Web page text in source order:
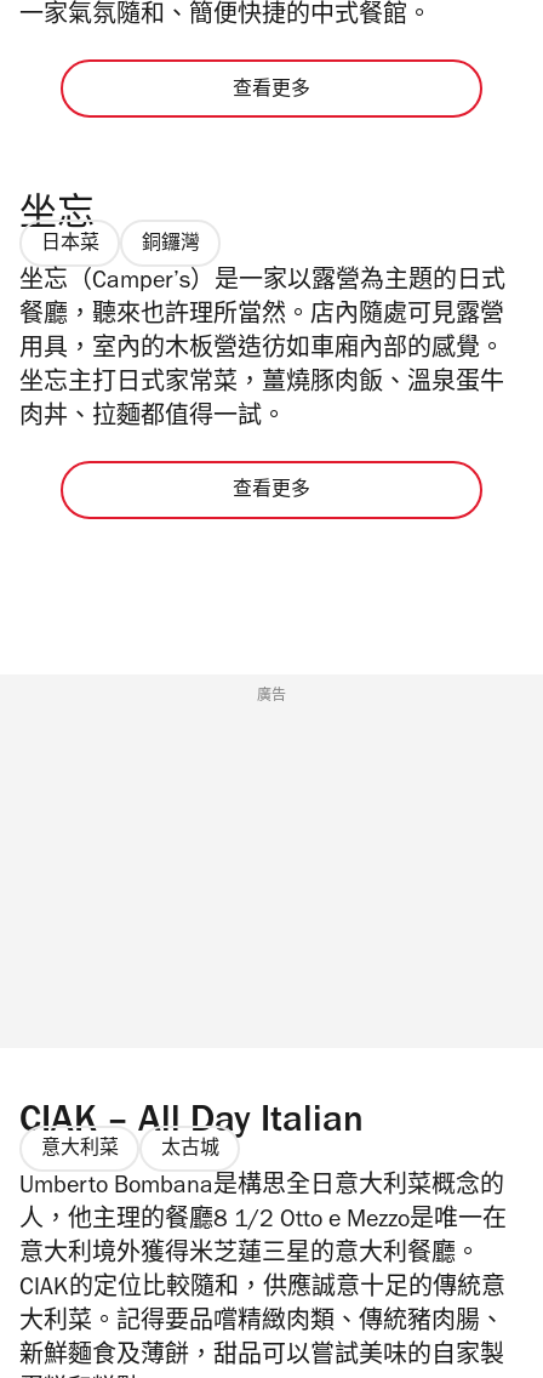
一家氣氛隨和、簡便快捷的中式餐館。
查看更多
坐忘
日本菜 銅鑼灣
坐忘（Camper’s）是一家以露營為主題的日式
餐廳，聽來也許理所當然。店內隨處可見露營
用具，室內的木板營造彷如車廂內部的感覺。
坐忘主打日式家常菜，薑燒豚肉飯、溫泉蛋牛
肉丼、拉麵都值得一試。
查看更多
廣告
CIAK – All Day Italian
意大利菜 太古城
Umberto Bombana是構思全日意大利菜概念的
人，他主理的餐廳8 1/2 Otto e Mezzo是唯一在
意大利境外獲得米芝蓮三星的意大利餐廳。
CIAK的定位比較隨和，供應誠意十足的傳統意
大利菜。記得要品嚐精緻肉類、傳統豬肉腸、
新鮮麵食及薄餅，甜品可以嘗試美味的自家製